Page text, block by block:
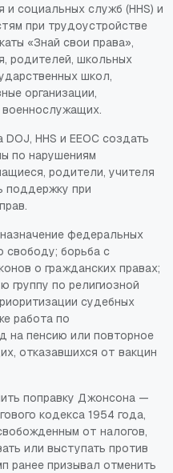
и социальных служб (HHS) и
при трудоустройстве
«Знай свои права»,
родителей, школьных
школ,
организации,
военнослужащих.
HHS и EEOC создать
по нарушениям
родители, учителя
поддержку при
федеральных
свободу; борьба с
о гражданских правах;
группу по религиозной
судебных
работа по
на пенсию или повторное
отказавшихся от вакцин
поправку Джонсона —
кодекса 1954 года,
от налогов,
или выступать против
ранее призывал отменить